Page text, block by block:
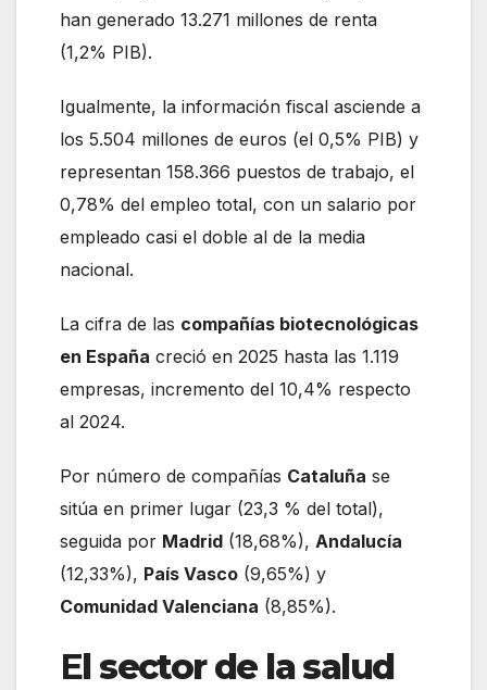
han generado 13.271 millones de renta
(1,2% PIB).
Igualmente, la información fiscal asciende a
los 5.504 millones de euros (el 0,5% PIB) y
representan 158.366 puestos de trabajo, el
0,78% del empleo total, con un salario por
empleado casi el doble al de la media
nacional.
La cifra de las compañías biotecnológicas
en España creció en 2025 hasta las 1.119
empresas, incremento del 10,4% respecto
al 2024.
Por número de compañías Cataluña se
sitúa en primer lugar (23,3 % del total),
seguida por Madrid (18,68%), Andalucía
(12,33%), País Vasco (9,65%) y
Comunidad Valenciana (8,85%).
El sector de la salud